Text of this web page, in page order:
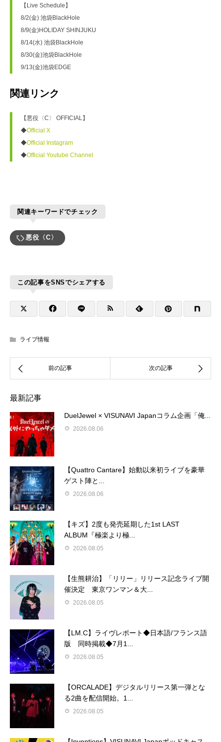
【Live Schedule】
8/2(金) 池袋BlackHole
8/9(金)HOLIDAY SHINJUKU
8/14(水) 池袋BlackHole
8/30(金)池袋BlackHole
9/13(金)池袋EDGE
関連リンク
【悪役〈C〉 OFFICIAL】
◆Official X
◆Official Instagram
◆Official Youtube Channel
関連キーワードでチェック
悪役〈C〉
この記事をSNSでシェアする
ライブ情報
最新記事
DuelJewel × VISUNAVI Japanコラム企画「俺...
2026.08.06
【Quattro Cantare】始動以来初ライブを豪華
ゲスト陣と...
2026.08.06
【キズ】2度も発売延期した1st LAST
ALBUM『極楽より極...
2026.08.05
【生熊耕治】「リリー」リリース記念ライブ開
催決定 東京ワンマン＆大...
2026.08.05
【LM.C】ライヴレポート◆日本語/フランス語
版 同時掲載◆7月1...
2026.08.05
【ORCALADE】デジタルリリース第一弾とな
る2曲を配信開始。1...
2026.08.05